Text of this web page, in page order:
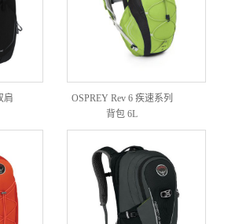
肩
OSPREY Rev 6 疾速系列
背包 6L